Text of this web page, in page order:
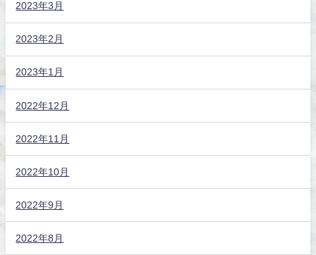
2023年3月
2023年2月
2023年1月
2022年12月
2022年11月
2022年10月
2022年9月
2022年8月